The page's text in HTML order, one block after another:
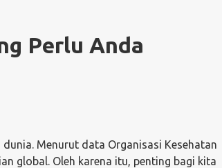
Perlu Anda
Menurut data Organisasi Kesehatan
global. Oleh karena itu, penting bagi kita